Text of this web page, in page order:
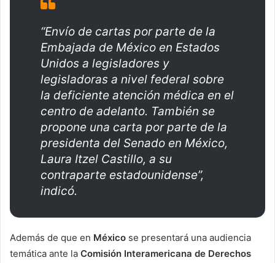
“Envío de cartas por parte de la
Embajada de México en Estados
Unidos a legisladores y
legisladoras a nivel federal sobre
la deficiente atención médica en el
centro de adelanto. También se
propone una carta por parte de la
presidenta del Senado en México,
Laura Itzel Castillo, a su
contraparte estadounidense”,
indicó.
Además de que en México se presentará una audiencia
temática ante la Comisión Interamericana de Derechos